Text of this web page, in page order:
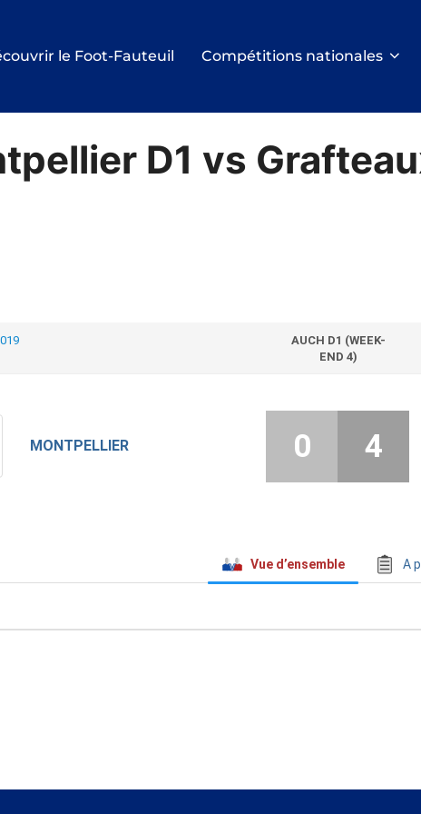
le Foot-Fauteuil Compétitions nationales
D1 vs
AUCH D1 (WEEK-
END 4)
MONTPELLIER 0 4
Vue d’ensemble A